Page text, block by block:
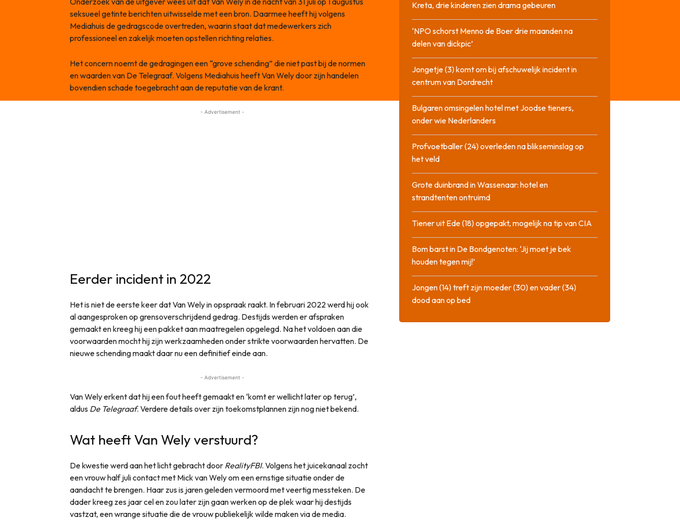
seksueel getinte berichten uitwisselde met een bron. Daarmee heeft hij volgens
Mediahuis de gedragscode overtreden, waarin staat dat medewerkers zich
professioneel en zakelijk moeten opstellen richting relaties.
Het concern noemt de gedragingen een “grove schending” die niet past bij de normen
en waarden van De Telegraaf. Volgens Mediahuis heeft Van Wely door zijn handelen
bovendien schade toegebracht aan de reputatie van de krant.
- Advertisement -
Eerder incident in 2022
Het is niet de eerste keer dat Van Wely in opspraak raakt. In februari 2022 werd hij ook
al aangesproken op grensoverschrijdend gedrag. Destijds werden er afspraken
gemaakt en kreeg hij een pakket aan maatregelen opgelegd. Na het voldoen aan die
voorwaarden mocht hij zijn werkzaamheden onder strikte voorwaarden hervatten. De
nieuwe schending maakt daar nu een definitief einde aan.
- Advertisement -
Van Wely erkent dat hij een fout heeft gemaakt en ‘komt er wellicht later op terug’,
aldus De Telegraaf. Verdere details over zijn toekomstplannen zijn nog niet bekend.
Wat heeft Van Wely verstuurd?
De kwestie werd aan het licht gebracht door RealityFBI. Volgens het juicekanaal zocht
een vrouw half juli contact met Mick van Wely om een ernstige situatie onder de
aandacht te brengen. Haar zus is jaren geleden vermoord met veertig messteken. De
dader kreeg zes jaar cel en zou later zijn gaan werken op de plek waar hij destijds
vastzat, een wrange situatie die de vrouw publiekelijk wilde maken via de media.
Kreta, drie kinderen zien drama gebeuren
‘NPO schorst Menno de Boer drie maanden na
delen van dickpic’
Jongetje (3) komt om bij afschuwelijk incident in
centrum van Dordrecht
Bulgaren omsingelen hotel met Joodse tieners,
onder wie Nederlanders
Profvoetballer (24) overleden na blikseminslag op
het veld
Grote duinbrand in Wassenaar: hotel en
strandtenten ontruimd
Tiener uit Ede (18) opgepakt, mogelijk na tip van CIA
Bom barst in De Bondgenoten: ‘Jij moet je bek
houden tegen mij!’
Jongen (14) treft zijn moeder (30) en vader (34)
dood aan op bed